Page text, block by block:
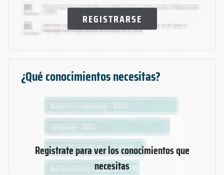
REGISTRARSE
¿Qué conocimientos necesitas?
Registrate para ver los conocimientos que
necesitas